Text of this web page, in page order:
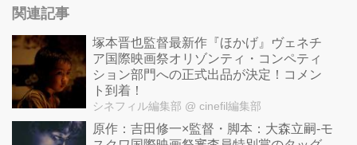
関連記事
塚本晋也監督最新作『ほかげ』ヴェネチ
ア国際映画祭オリゾンティ・コンペティ
ション部門への正式出品が決定！コメン
ト到着！
シネフィル編集部 @ cinefil編集部
原作：吉田修一×監督・脚本：大森立嗣-モ